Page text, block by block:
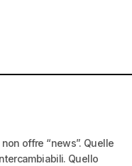
offre “news”. Quelle
Quello